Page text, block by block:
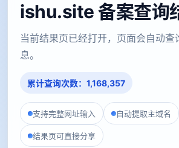
ishu.site 备案查询
当前结果页已经打开，页面会自动查
息。
累计查询次数：1,168,357
支持完整网址输入 自动提取主域名
结果页可直接分享